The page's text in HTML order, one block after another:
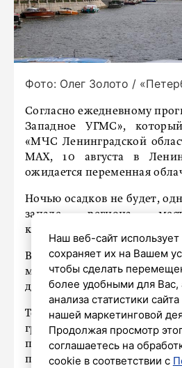
Фото: Олег Золото /
Согласно ежедневному
Западное УГМС»,
«МЧС Ленинградской
МАХ, 10 августа в
ожидается переменная
Ночью осадков не будет,
западе региона
кратковременный дождь.
Ветер будет юго-западным
м/с, днем 7–12 м/с, на
до 15 м/с.
Температура воздуха
градусов, а в
поднимется до +16
прогреется до +21...+26
Наш веб-сайт
сохраняет их на Вашем
чтобы сделать
более удобными для Вас,
анализа статистики
нашей маркетинговой
Продолжая просмотр
соглашаетесь на
cookie в соответствии с